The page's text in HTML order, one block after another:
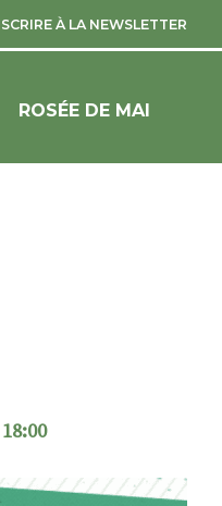
À LA NEWSLETTER
ROSÉE DE MAI